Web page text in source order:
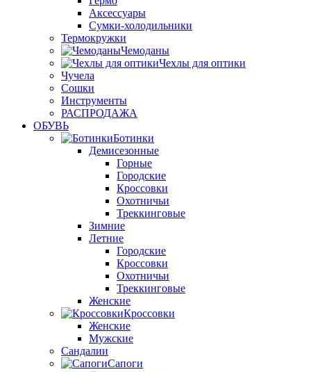
Аксессуары
Сумки-холодильники
Термокружки
Чемоданы
Чехлы для оптики
Чучела
Сошки
Инструменты
РАСПРОДАЖА
ОБУВЬ
Ботинки
Демисезонные
Горные
Городские
Кроссовки
Охотничьи
Треккинговые
Зимние
Летние
Городские
Кроссовки
Охотничьи
Треккинговые
Женские
Кроссовки
Женские
Мужские
Сандалии
Сапоги